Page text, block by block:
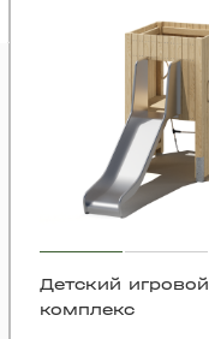
Детский игровой
комплекс